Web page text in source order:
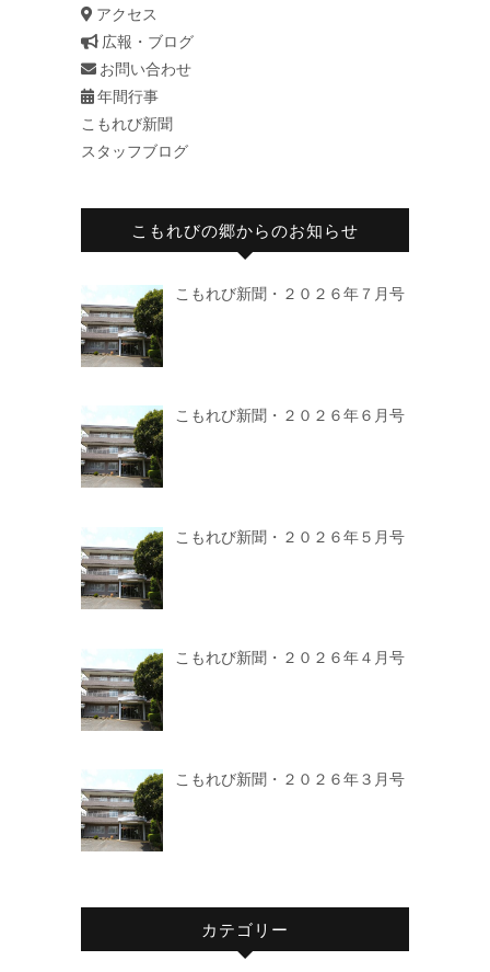
アクセス
広報・ブログ
お問い合わせ
年間行事
こもれび新聞
スタッフブログ
こもれびの郷からのお知らせ
こもれび新聞・２０２６年７月号
こもれび新聞・２０２６年６月号
こもれび新聞・２０２６年５月号
こもれび新聞・２０２６年４月号
こもれび新聞・２０２６年３月号
カテゴリー